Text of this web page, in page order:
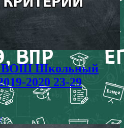
ВОШ Школьный
2020 23-29